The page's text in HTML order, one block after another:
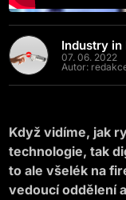
Industry in
07. 06. 2022
Autor:
Když vidíme, jak
technologie, tak
to ale všelék na
vedoucí oddělení